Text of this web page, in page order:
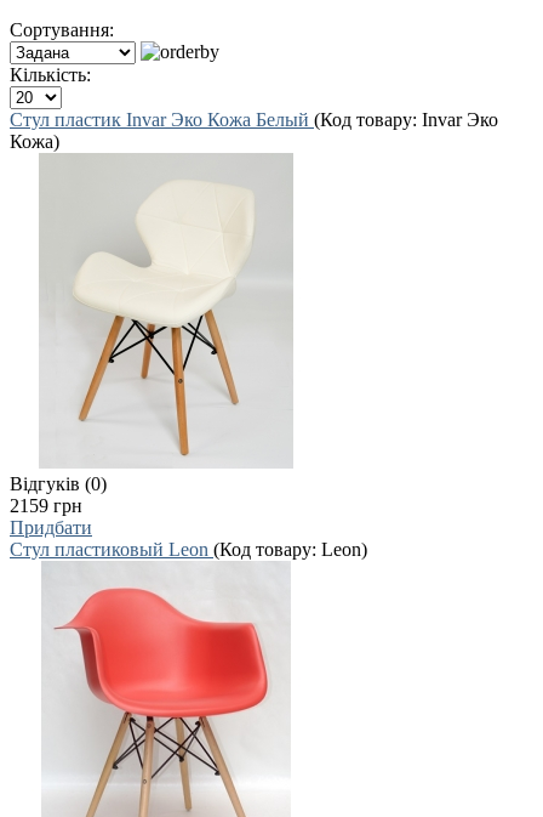
Сортування:
Кількість:
Стул пластик Invar Эко Кожа Белый (Код товару: Invar Эко
Кожа)
Відгуків (0)
2159 грн
Придбати
Стул пластиковый Leon (Код товару: Leon)